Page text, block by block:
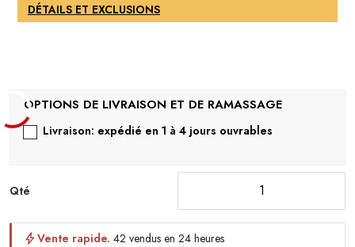
DÉTAILS ET EXCLUSIONS
Livraison: expédié en 1 à 4 jours ouvrables
Qté
Vente rapide. 42 vendus en 24 heures